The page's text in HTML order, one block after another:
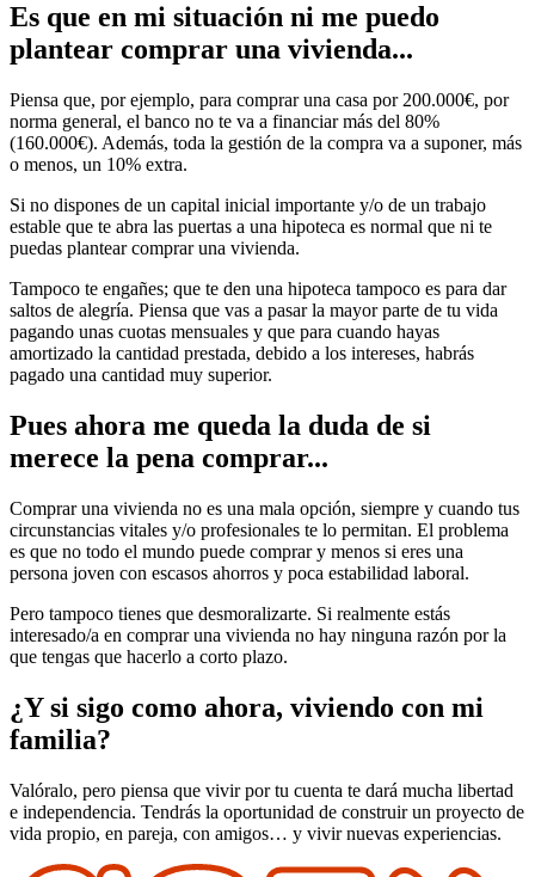
Es que en mi situación ni me puedo
plantear comprar una vivienda...
Piensa que, por ejemplo, para comprar una casa por 200.000€, por
norma general, el banco no te va a financiar más del 80%
(160.000€). Además, toda la gestión de la compra va a suponer, más
o menos, un 10% extra.
Si no dispones de un capital inicial importante y/o de un trabajo
estable que te abra las puertas a una hipoteca es normal que ni te
puedas plantear comprar una vivienda.
Tampoco te engañes; que te den una hipoteca tampoco es para dar
saltos de alegría. Piensa que vas a pasar la mayor parte de tu vida
pagando unas cuotas mensuales y que para cuando hayas
amortizado la cantidad prestada, debido a los intereses, habrás
pagado una cantidad muy superior.
Pues ahora me queda la duda de si
merece la pena comprar...
Comprar una vivienda no es una mala opción, siempre y cuando tus
circunstancias vitales y/o profesionales te lo permitan. El problema
es que no todo el mundo puede comprar y menos si eres una
persona joven con escasos ahorros y poca estabilidad laboral.
Pero tampoco tienes que desmoralizarte. Si realmente estás
interesado/a en comprar una vivienda no hay ninguna razón por la
que tengas que hacerlo a corto plazo.
¿Y si sigo como ahora, viviendo con mi
familia?
Valóralo, pero piensa que vivir por tu cuenta te dará mucha libertad
e independencia. Tendrás la oportunidad de construir un proyecto de
vida propio, en pareja, con amigos… y vivir nuevas experiencias.